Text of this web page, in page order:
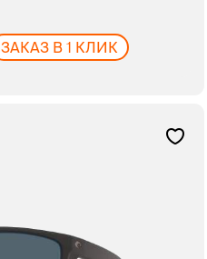
ЗАКАЗ В 1 КЛИК